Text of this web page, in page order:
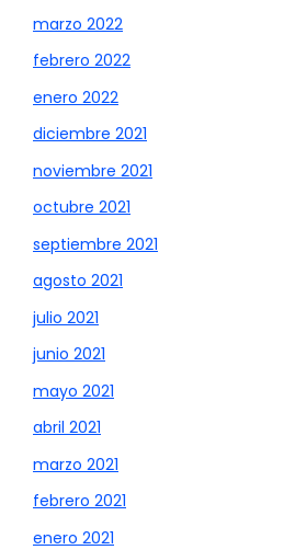
marzo 2022
febrero 2022
enero 2022
diciembre 2021
noviembre 2021
octubre 2021
septiembre 2021
agosto 2021
julio 2021
junio 2021
mayo 2021
abril 2021
marzo 2021
febrero 2021
enero 2021